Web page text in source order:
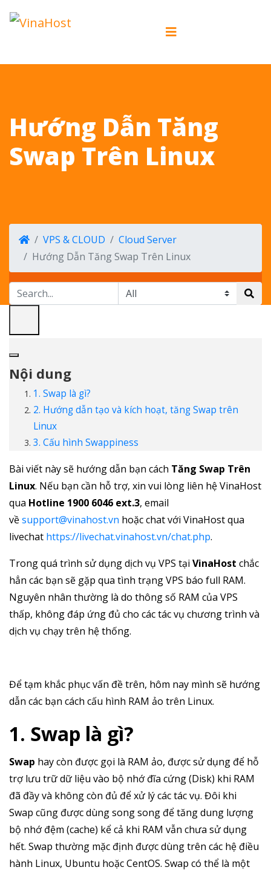
Hướng Dẫn Tăng
Swap Trên Linux
VPS & CLOUD
Cloud Server
Hướng Dẫn Tăng Swap Trên Linux
Nội dung
1. Swap là gì?
2. Hướng dẫn tạo và kích hoạt, tăng Swap trên
Linux
3. Cấu hình Swappiness
Bài viết này sẽ hướng dẫn bạn cách Tăng Swap Trên
Linux. Nếu bạn cần hỗ trợ, xin vui lòng liên hệ VinaHost
qua Hotline 1900 6046 ext.3, email
vềsupport@vinahost.vn hoặc chat với VinaHost qua
livechat https://livechat.vinahost.vn/chat.php.
Trong quá trình sử dụng dịch vụ VPS tại VinaHost chắc
hẳn các bạn sẽ gặp qua tình trạng VPS báo full RAM.
Nguyên nhân thường là do thông số RAM của VPS
thấp, không đáp ứng đủ cho các tác vụ chương trình và
dịch vụ chạy trên hệ thống.
Để tạm khắc phục vấn đề trên, hôm nay mình sẽ hướng
dẫn các bạn cách cấu hình RAM ảo trên Linux.
1. Swap là gì?
Swap hay còn được gọi là RAM ảo, được sử dụng để hỗ
trợ lưu trữ dữ liệu vào bộ nhớ đĩa cứng (Disk) khi RAM
đã đầy và không còn đủ để xử lý các tác vụ. Đôi khi
Swap cũng được dùng song song để tăng dung lượng
bộ nhớ đệm (cache) kể cả khi RAM vẫn chưa sử dụng
hết. Swap thường mặc định được dùng trên các hệ điều
hành Linux, Ubuntu hoặc CentOS. Swap có thể là một